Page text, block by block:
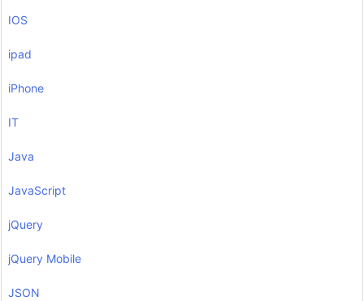
IOS
ipad
iPhone
IT
Java
JavaScript
jQuery
jQuery Mobile
JSON